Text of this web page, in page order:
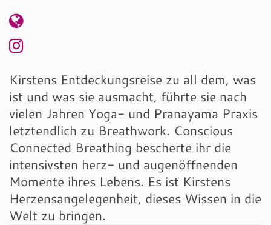
Kirstens Entdeckungsreise zu all dem, was
ist und was sie ausmacht, führte sie nach
vielen Jahren Yoga- und Pranayama Praxis
letztendlich zu Breathwork. Conscious
Connected Breathing bescherte ihr die
intensivsten herz- und augenöffnenden
Momente ihres Lebens. Es ist Kirstens
Herzensangelegenheit, dieses Wissen in die
Welt zu bringen.